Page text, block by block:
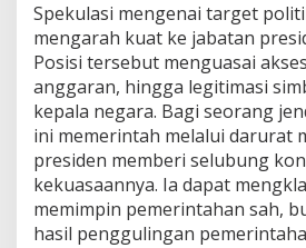
Spekulasi mengenai target
mengarah kuat ke jabatan
Posisi tersebut menguasai
anggaran, hingga legitimasi
kepala negara. Bagi seorang
ini memerintah melalui darurat
presiden memberi selubung
kekuasaannya. Ia dapat
memimpin pemerintahan sah,
hasil penggulingan